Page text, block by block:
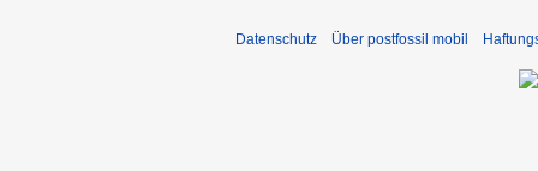
Datenschutz Über postfossil mobil